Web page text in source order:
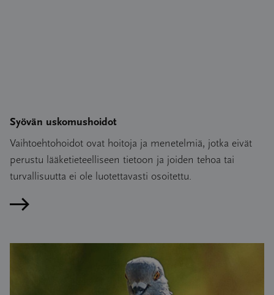
Syövän uskomushoidot
Vaihtoehtohoidot ovat hoitoja ja menetelmiä, jotka eivät
perustu lääketieteelliseen tietoon ja joiden tehoa tai
turvallisuutta ei ole luotettavasti osoitettu.
Lue artikkeli